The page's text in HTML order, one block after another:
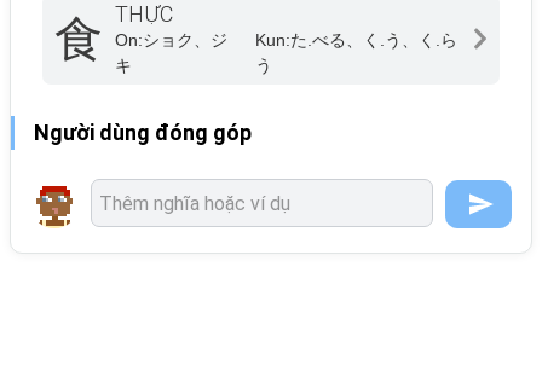
食 THỰC
On:ショク、ジ
キ
Kun:た.べる、く.う、く.ら
う
Người dùng đóng góp